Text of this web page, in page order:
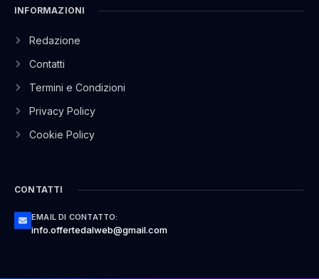
INFORMAZIONI
Redazione
Contatti
Termini e Condizioni
Privacy Policy
Cookie Policy
CONTATTI
EMAIL DI CONTATTO:
info.offertedalweb@gmail.com